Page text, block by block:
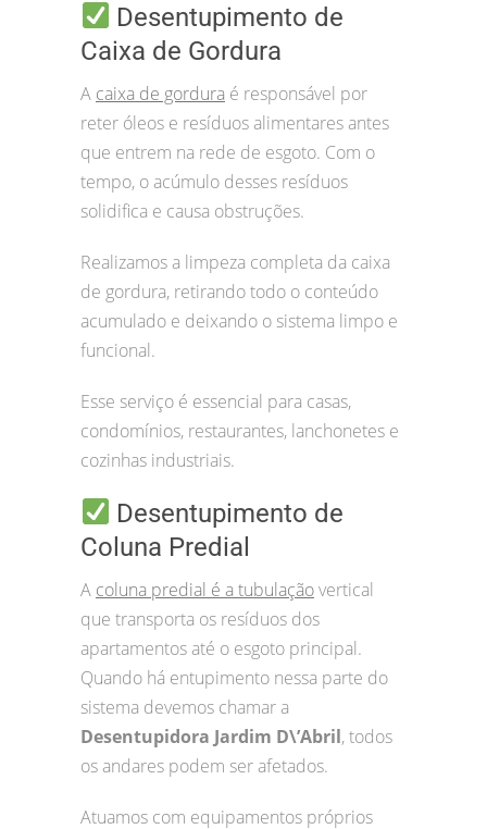
Desentupimento de
Caixa de Gordura
A caixa de gordura é responsável por
reter óleos e resíduos alimentares antes
que entrem na rede de esgoto. Com o
tempo, o acúmulo desses resíduos
solidifica e causa obstruções.
Realizamos a limpeza completa da caixa
de gordura, retirando todo o conteúdo
acumulado e deixando o sistema limpo e
funcional.
Esse serviço é essencial para casas,
condomínios, restaurantes, lanchonetes e
cozinhas industriais.
Desentupimento de
Coluna Predial
A coluna predial é a tubulaçãovertical
que transporta os resíduos dos
apartamentos até o esgoto principal.
Quando há entupimento nessa parte do
sistema devemos chamar a
Desentupidora Jardim D\’Abril, todos
os andares podem ser afetados.
Atuamos com equipamentos próprios